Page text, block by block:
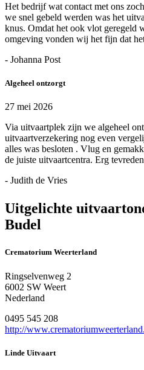
Het bedrijf wat contact met ons
we snel gebeld werden was het
knus. Omdat het ook vlot geregeld
omgeving vonden wij het fijn dat
- Johanna Post
Algeheel ontzorgt
27 mei 2026
Via uitvaartplek zijn we algeheel
uitvaartverzekering nog even
alles was besloten . Vlug en
de juiste uitvaartcentra. Erg
- Judith de Vries
Uitgelichte
Budel
Crematorium Weerterland
Ringselvenweg 2
6002 SW Weert
Nederland
0495 545 208
http://
Linde Uitvaart